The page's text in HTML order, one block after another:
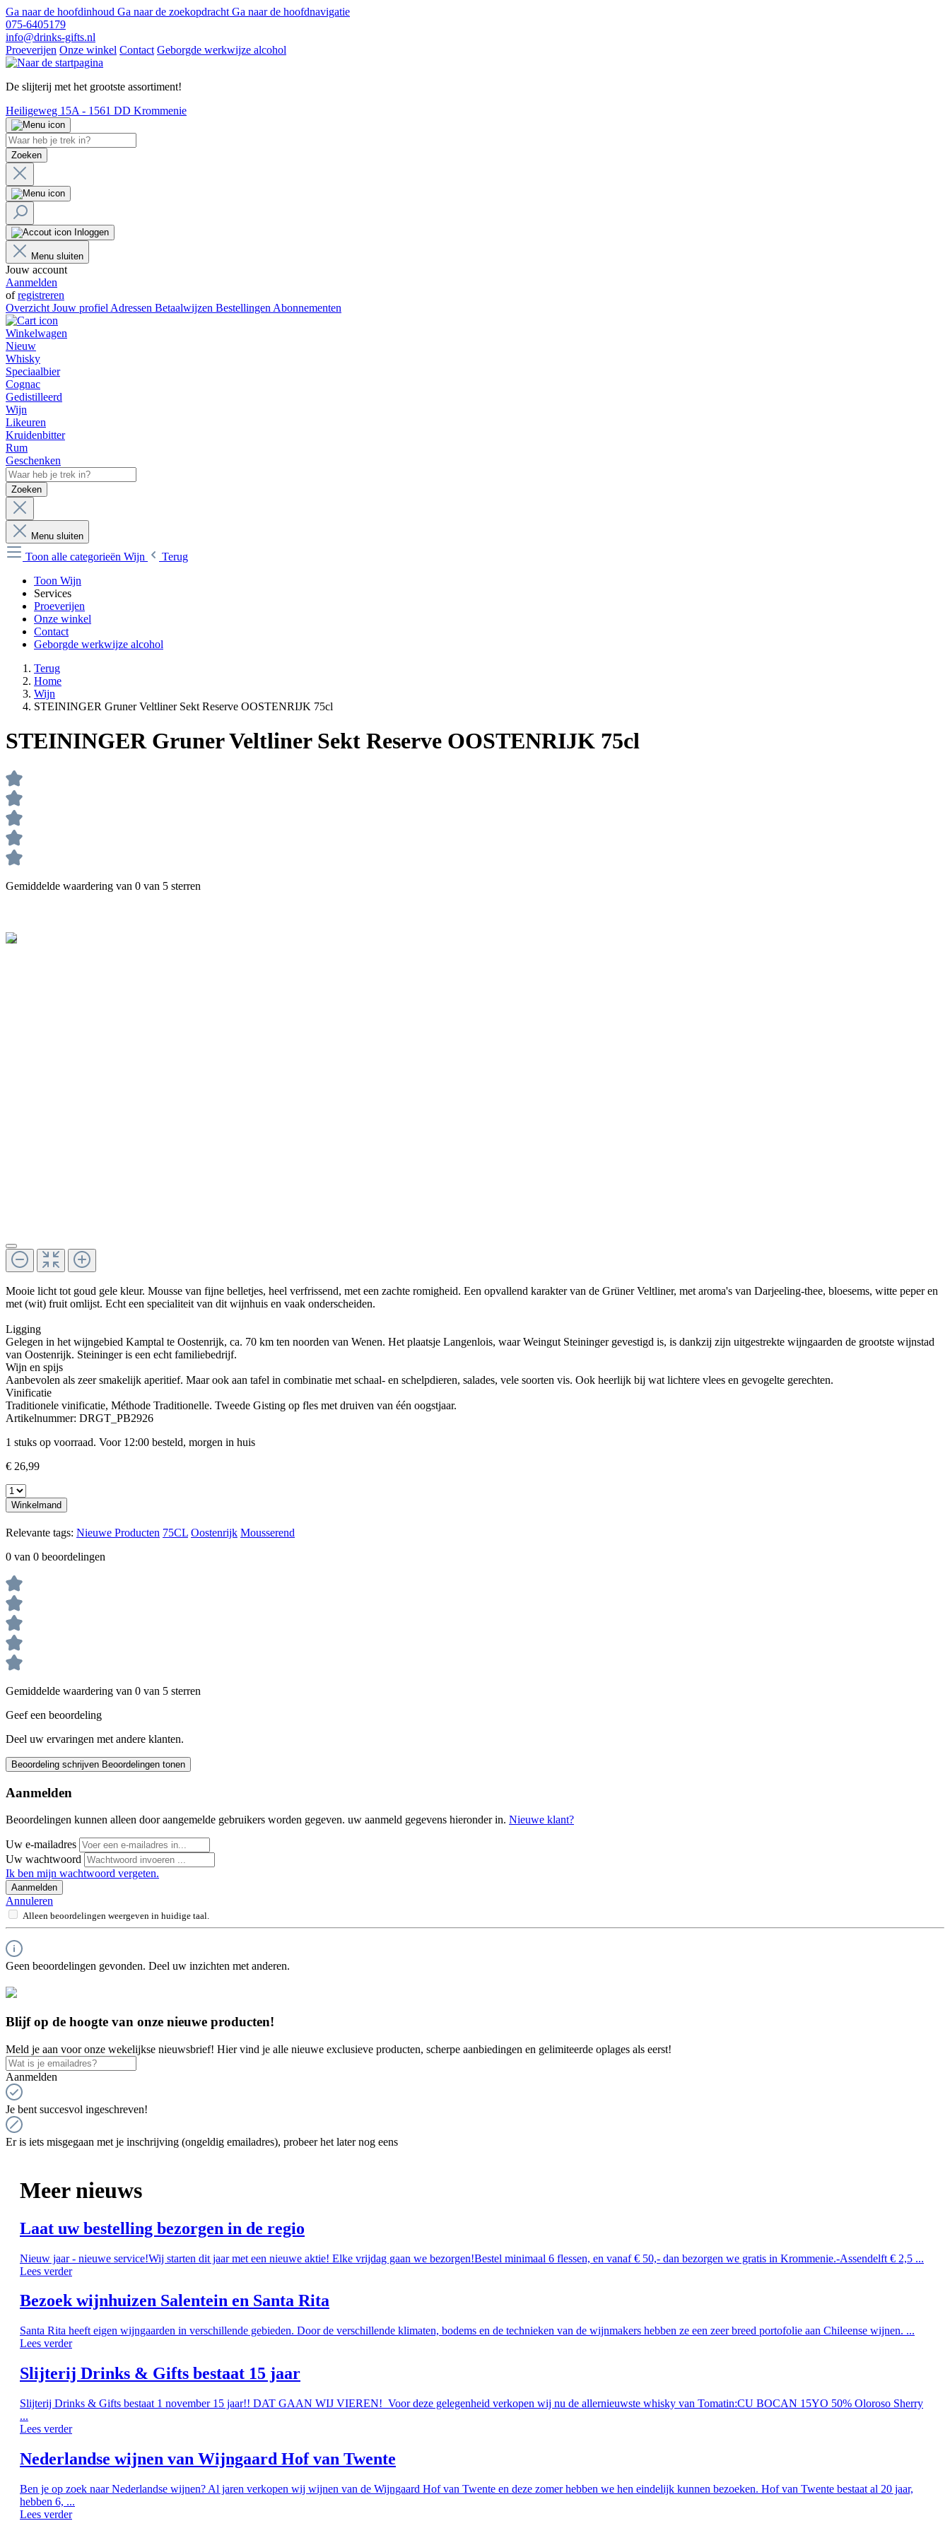
Ga naar de hoofdinhoud Ga naar de zoekopdracht Ga naar de hoofdnavigatie
075-6405179
info@drinks-gifts.nl
Proeverijen Onze winkel Contact Geborgde werkwijze alcohol
De slijterij met het grootste assortiment!
Heiligeweg 15A - 1561 DD Krommenie
Zoeken
Inloggen
Menu sluiten
Jouw account
Aanmelden
ofregistreren
Overzicht Jouw profiel Adressen Betaalwijzen Bestellingen Abonnementen
Winkelwagen
Nieuw
Whisky
Speciaalbier
Cognac
Gedistilleerd
Wijn
Likeuren
Kruidenbitter
Rum
Geschenken
Zoeken
Menu sluiten
Toon alle categorieën Wijn
Terug
Toon Wijn
Services
Proeverijen
Onze winkel
Contact
Geborgde werkwijze alcohol
Terug
Home
Wijn
STEININGER Gruner Veltliner Sekt Reserve OOSTENRIJK 75cl
STEININGER Gruner Veltliner Sekt Reserve OOSTENRIJK 75cl
Gemiddelde waardering van 0 van 5 sterren
Mooie licht tot goud gele kleur. Mousse van fijne belletjes, heel verfrissend, met een zachte romigheid. Een opvallend karakter van de Grüner Veltliner, met aroma's van Darjeeling-thee, bloesems, witte peper en
met (wit) fruit omlijst. Echt een specialiteit van dit wijnhuis en vaak onderscheiden.
Ligging
Gelegen in het wijngebied Kamptal te Oostenrijk, ca. 70 km ten noorden van Wenen. Het plaatsje Langenlois, waar Weingut Steininger gevestigd is, is dankzij zijn uitgestrekte wijngaarden de grootste wijnstad
van Oostenrijk. Steininger is een echt familiebedrijf.
Wijn en spijs
Aanbevolen als zeer smakelijk aperitief. Maar ook aan tafel in combinatie met schaal- en schelpdieren, salades, vele soorten vis. Ook heerlijk bij wat lichtere vlees en gevogelte gerechten.
Vinificatie
Traditionele vinificatie, Méthode Traditionelle. Tweede Gisting op fles met druiven van één oogstjaar.
Artikelnummer: DRGT_PB2926
1 stuks op voorraad. Voor 12:00 besteld, morgen in huis
€ 26,99
Winkelmand
Relevante tags: Nieuwe Producten 75CL Oostenrijk Mousserend
0 van 0 beoordelingen
Gemiddelde waardering van 0 van 5 sterren
Geef een beoordeling
Deel uw ervaringen met andere klanten.
Beoordeling schrijven Beoordelingen tonen
Aanmelden
Beoordelingen kunnen alleen door aangemelde gebruikers worden gegeven. uw aanmeld gegevens hieronder in. Nieuwe klant?
Uw e-mailadres
Uw wachtwoord
Ik ben mijn wachtwoord vergeten.
Aanmelden
Annuleren
Alleen beoordelingen weergeven in huidige taal.
Geen beoordelingen gevonden. Deel uw inzichten met anderen.
Blijf op de hoogte van onze nieuwe producten!
Meld je aan voor onze wekelijkse nieuwsbrief! Hier vind je alle nieuwe exclusieve producten, scherpe aanbiedingen en gelimiteerde oplages als eerst!
Aanmelden
Je bent succesvol ingeschreven!
Er is iets misgegaan met je inschrijving (ongeldig emailadres), probeer het later nog eens
Meer nieuws
Laat uw bestelling bezorgen in de regio
Nieuw jaar - nieuwe service!Wij starten dit jaar met een nieuwe aktie! Elke vrijdag gaan we bezorgen!Bestel minimaal 6 flessen, en vanaf € 50,- dan bezorgen we gratis in Krommenie.-Assendelft € 2,5 ...
Lees verder
Bezoek wijnhuizen Salentein en Santa Rita
Santa Rita heeft eigen wijngaarden in verschillende gebieden. Door de verschillende klimaten, bodems en de technieken van de wijnmakers hebben ze een zeer breed portofolie aan Chileense wijnen. ...
Lees verder
Slijterij Drinks & Gifts bestaat 15 jaar
Slijterij Drinks & Gifts bestaat 1 november 15 jaar!! DAT GAAN WIJ VIEREN! Voor deze gelegenheid verkopen wij nu de allernieuwste whisky van Tomatin:CU BOCAN 15YO 50% Oloroso Sherry
...
Lees verder
Nederlandse wijnen van Wijngaard Hof van Twente
Ben je op zoek naar Nederlandse wijnen? Al jaren verkopen wij wijnen van de Wijngaard Hof van Twente en deze zomer hebben we hen eindelijk kunnen bezoeken. Hof van Twente bestaat al 20 jaar,
hebben 6, ...
Lees verder